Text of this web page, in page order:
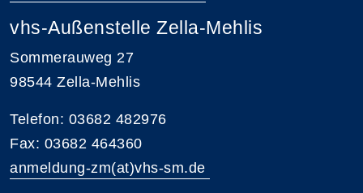
vhs-Außenstelle Zella-Mehlis
Sommerauweg 27
98544 Zella-Mehlis
Telefon: 03682 482976
Fax: 03682 464360
anmeldung-zm(at)vhs-sm.de